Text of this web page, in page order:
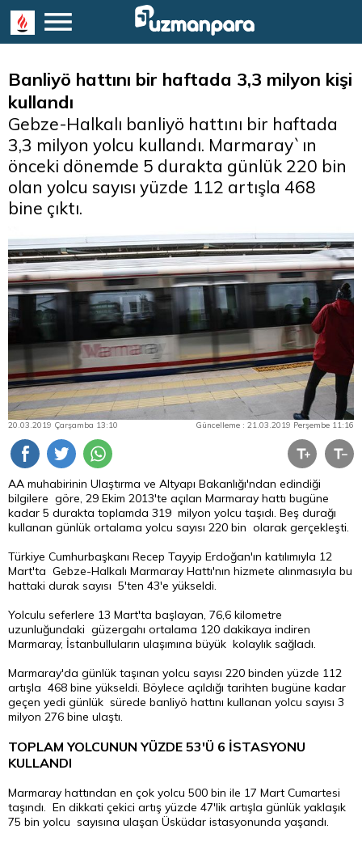
Banliyö hattını bir haftada 3,3 milyon kişi
kullandı
Gebze-Halkalı banliyö hattını bir haftada
3,3 milyon yolcu kullandı. Marmaray`ın
önceki dönemde 5 durakta günlük 220 bin
olan yolcu sayısı yüzde 112 artışla 468
bine çıktı.
20.03.2019 Çarşamba 13:10 Güncelleme : 21.03.2019 Perşembe 11:16
AA muhabirinin Ulaştırma ve Altyapı Bakanlığı'ndan edindiği
bilgilere göre, 29 Ekim 2013'te açılan Marmaray hattı bugüne
kadar 5 durakta toplamda 319 milyon yolcu taşıdı. Beş durağı
kullanan günlük ortalama yolcu sayısı 220 bin olarak gerçekleşti.
Türkiye Cumhurbaşkanı Recep Tayyip Erdoğan'ın katılımıyla 12
Mart'ta Gebze-Halkalı Marmaray Hattı'nın hizmete alınmasıyla bu
hattaki durak sayısı 5'ten 43'e yükseldi.
Yolculu seferlere 13 Mart'ta başlayan, 76,6 kilometre
uzunluğundaki güzergahı ortalama 120 dakikaya indiren
Marmaray, İstanbulluların ulaşımına büyük kolaylık sağladı.
Marmaray'da günlük taşınan yolcu sayısı 220 binden yüzde 112
artışla 468 bine yükseldi. Böylece açıldığı tarihten bugüne kadar
geçen yedi günlük sürede banliyö hattını kullanan yolcu sayısı 3
milyon 276 bine ulaştı.
TOPLAM YOLCUNUN YÜZDE 53'Ü 6 İSTASYONU
KULLANDI
Marmaray hattından en çok yolcu 500 bin ile 17 Mart Cumartesi
taşındı. En dikkati çekici artış yüzde 47'lik artışla günlük yaklaşık
75 bin yolcu sayısına ulaşan Üsküdar istasyonunda yaşandı.